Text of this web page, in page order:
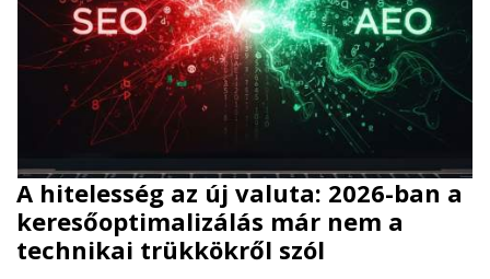
A hitelesség az új valuta: 2026-ban a
keresőoptimalizálás már nem a
technikai trükkökről szól